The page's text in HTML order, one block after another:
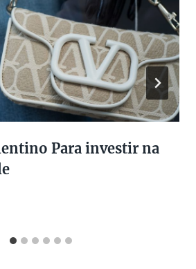
Para investir na